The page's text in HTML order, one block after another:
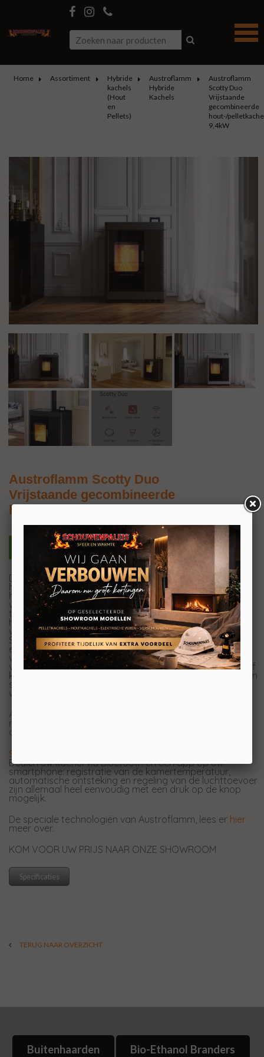
Home Assortiment
Hybride
kachels
(Hout
en
Pellets)
Austroflamm
Hybride
Kachels
Austroflamm
Scotty Duo
Vrijstaande
gecombineerde
hout-/
9,4kW
Austroflamm Scotty Duo
Vrijstaande gecombineerde
hout-/pelletkachel 9,4kW
De Austroflamm Scotty Duo stookt met brandhout of
houtpellets, het is geheel aan jou. De Scotty Duo zorgt
hoe dan ook voor behaaglijke warmte en effectieve
warmteafgifte. Uitgerust met de nieuwste Austroflamm-
technologie wordt verwarmen kinderspel. Of het nu
handmatig of eenvoudig via de optionele WLAN-module
wordt bediend, de efficiëntie en veelzijdigheid van de
Scotty Duo is indrukwekkend. Technologische innovatie
en de natuurlijkheid van de vlam worden met elkaar
verbonden door eenvoudige elegantie en mooi
vormgegeven details. Of het nu in een ijzergrijze staal- of
keramische behuizing in krachtig donker antraciet is, of in
stralend helder wit is bekleed, de alleskunner Scotty Duo
wordt gegarandeerd een blikvanger in uw huis.
Aangrenzende ruimtes kunnen ook worden verwarmd
met de optionele luchtverdeelmodule. Lees
over.
Smart Home-bediening
Bedien uw kachel via Bluetooth en een app op uw
smartphone: registratie van de kamertemperatuur,
automatische ontsteking en regeling van de luchttoevoer
zijn allemaal heel eenvoudig met een druk op de knop
mogelijk.
De speciale technologiën van Austroflamm, lees er hier
meer over.
KOM VOOR UW PRIJS NAAR ONZE SHOWROOM
Specificaties
TERUG NAAR OVERZICHT
Buitenhaarden Bio-Ethanol Branders